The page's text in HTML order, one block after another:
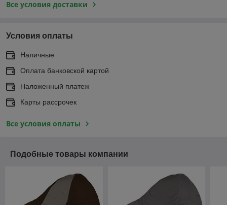
Все условия доставки
Условия оплаты
Наличные
Оплата банковской картой
Наложенный платеж
Карты рассрочек
Все условия оплаты
Подобные товары компании